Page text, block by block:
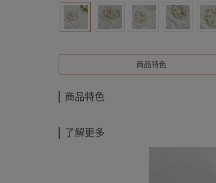
商品特色
商品特色
了解更多